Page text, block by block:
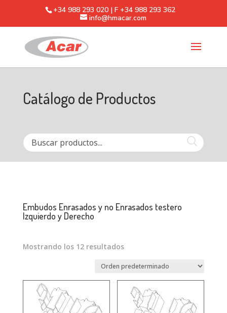
+34 988 293 020 | F +34 988 293 362
info@hmacar.com
Catálogo de Productos
Embudos Enrasados y no Enrasados testero
Izquierdo y Derecho
Mostrando los 12 resultados